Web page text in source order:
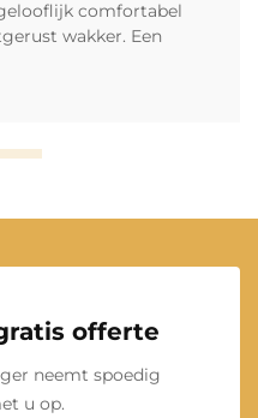
comfortabel
wakker. Een
offerte
neemt spoedig
u op.